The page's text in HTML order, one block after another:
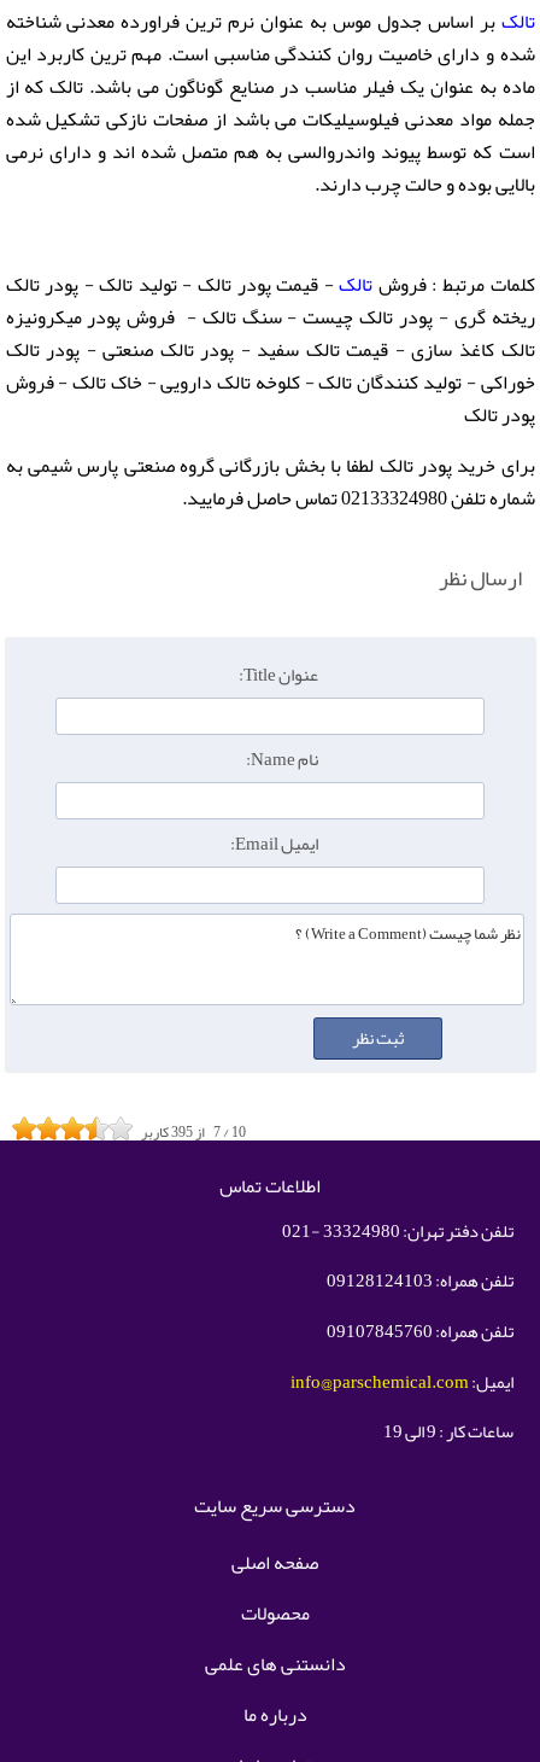
تالکبر اساس جدول موس به عنوان نرم ترین فراورده معدنی شناخته
شده و دارای خاصیت روان کنندگی مناسبی است. مهم ترین کاربرد این
ماده به عنوان یک فیلر مناسب در صنایع گوناگون می باشد. تالک که از
جمله مواد معدنی فیلوسیلیکات می باشد از صفحات نازکی تشکیل شده
است که توسط پیوند واندروالسی به هم متصل شده اند و دارای نرمی
بالایی بوده و حالت چرب دارند.
کلمات مرتبط : فروشتالک- قیمت پودر تالک - تولید تالک - پودر تالک
ریخته گری - پودر تالک چیست - سنگ تالک - فروش پودر میکرونیزه
تالک کاغذ سازی - قیمت تالک سفید - پودر تالک صنعتی - پودر تالک
خوراکی - تولید کنندگان تالک - کلوخه تالک دارویی - خاک تالک - فروش
پودر تالک
برای خرید پودر تالک لطفا با بخش بازرگانی گروه صنعتی پارس شیمی به
شماره تلفن 02133324980 تماس حاصل فرمایید.
ارسال نظر
عنوان Title:
نام Name:
ایمیل Email:
7/10 از395کاربر
اطلاعات تماس
تلفن دفتر تهران: 33324980 -021
تلفن همراه: 09128124103
تلفن همراه: 09107845760
ایمیل:info@parschemical.com
ساعات کار : 9 الی 19
دسترسی سریع سایت
صفحه اصلی
محصولات
دانستنی های علمی
درباره ما